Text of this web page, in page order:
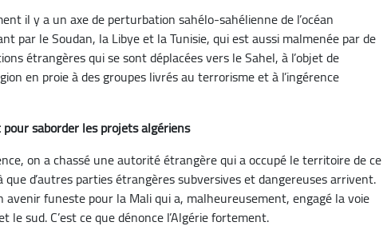
il y a un axe de perturbation sahélo-sahélienne de l’océan
par le Soudan, la Libye et la Tunisie, qui est aussi malmenée par de
étrangères qui se sont déplacées vers le Sahel, à l’objet de
en proie à des groupes livrés au terrorisme et à l’ingérence
saborder les projets algériens
on a chassé une autorité étrangère qui a occupé le territoire de ce
d’autres parties étrangères subversives et dangereuses arrivent.
funeste pour la Mali qui a, malheureusement, engagé la voie
sud. C’est ce que dénonce l’Algérie fortement.